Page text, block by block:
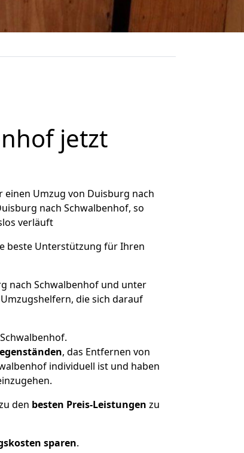
jetzt
Umzug von Duisburg nach
nach Schwalbenhof, so
verläuft
beste Unterstützung für Ihren
nach Schwalbenhof und unter
die sich darauf
, das Entfernen von
individuell ist und haben
den besten Preis-Leistungen zu
sparen.